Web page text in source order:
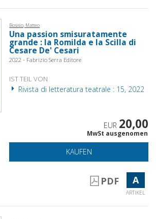
Bosisio, Matteo
Una passion smisuratamente
grande : la Romilda e la Scilla di
Cesare De' Cesari
2022 - Fabrizio Serra Editore
IST TEIL VON
Rivista di letteratura teatrale : 15, 2022
EUR 20,00
MwSt ausgenomen
KAUFEN
PDF A
ARTIKEL